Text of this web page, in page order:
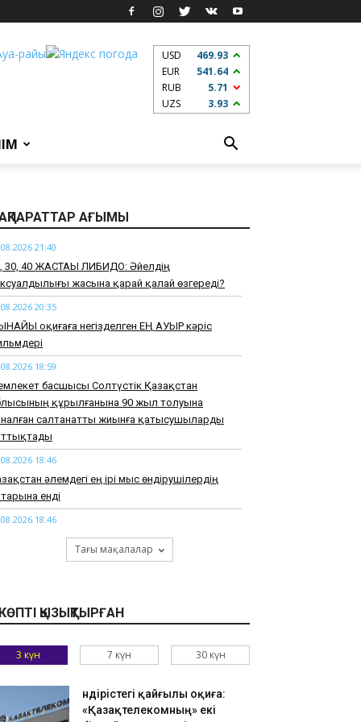
USD
469.93
EUR
541.64
RUB
5.71
UZS
3.93
АҒЫМЫ
21:40
30, 40 ЖАСТАҒЫ ЛИБИДО: Әйелдің
жасына қарай қалай өзгереді?
20:35
оқиғаға негізделген ЕҢ АУЫР кәріс
18:59
басшысы Солтүстік Қазақстан
құрылғанына 90 жыл толуына
салтанатты жиынға қатысушыларды
18:46
әлемдегі ең ірі мыс өндірушілердің
енді
18:46
Нұрай Серікбайдың туыстары
10 миллиард теңге моральдық
тобының әншісі Кенжебек Жанәбілов
18:20
әшкереленді
18:07
Тағы мақалалар
ҚЫЗЫҚТЫРҒАН
3 күн 7 күн 30 күн
Өндірістегі қайғылы оқиға:
«Қазақтелекомның» екі